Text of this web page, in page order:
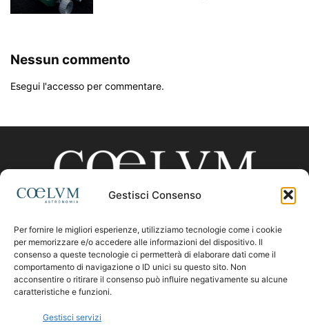
Gestisci Consenso
Per fornire le migliori esperienze, utilizziamo tecnologie come i cookie
per memorizzare e/o accedere alle informazioni del dispositivo. Il
consenso a queste tecnologie ci permetterà di elaborare dati come il
comportamento di navigazione o ID unici su questo sito. Non
acconsentire o ritirare il consenso può influire negativamente su alcune
caratteristiche e funzioni.
Gestisci servizi
Nessun commento
Esegui l'accesso per commentare.
CHI SIAMO
Contattaci:coelumastro@coelum.com